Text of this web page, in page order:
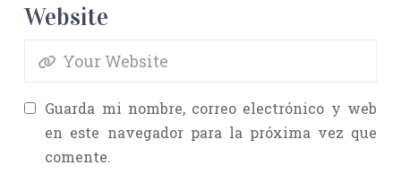
Website
Guarda mi nombre, correo electrónico y web
en este navegador para la próxima vez que
comente.